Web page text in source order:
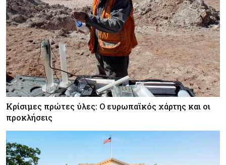
Κρίσιμες πρώτες ύλες: Ο ευρωπαϊκός χάρτης και οι
προκλήσεις